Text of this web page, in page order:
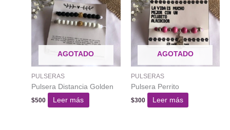
AGOTADO
PULSERAS
Pulsera Distancia Golden
$500 Leer más
AGOTADO
PULSERAS
Pulsera Perrito
$300 Leer más